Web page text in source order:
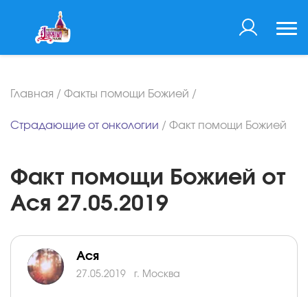
Главная / Факты помощи Божией /
Страдающие от онкологии / Факт помощи Божией
Факт помощи Божией от
Ася 27.05.2019
Ася
27.05.2019 г. Москва